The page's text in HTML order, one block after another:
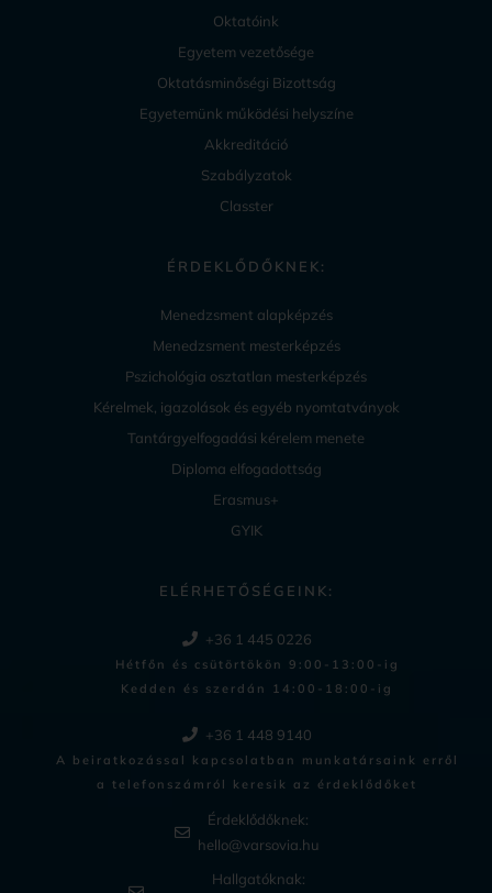
Oktatóink
Egyetem vezetősége
Oktatásminőségi Bizottság
Egyetemünk működési helyszíne
Akkreditáció
Szabályzatok
Classter
ÉRDEKLŐDŐKNEK:
Menedzsment alapképzés
Menedzsment mesterképzés
Pszichológia osztatlan mesterképzés
Kérelmek, igazolások és egyéb nyomtatványok
Tantárgyelfogadási kérelem menete
Diploma elfogadottság
Erasmus+
GYIK
ELÉRHETŐSÉGEINK:
+36 1 445 0226
Hétfőn és csütörtökön 9:00-13:00-ig
Kedden és szerdán 14:00-18:00-ig​
+36 1 448 9140
A beiratkozással kapcsolatban munkatársaink erről
a telefonszámról keresik az érdeklődőket
Érdeklődőknek:
hello@varsovia.hu
Hallgatóknak: